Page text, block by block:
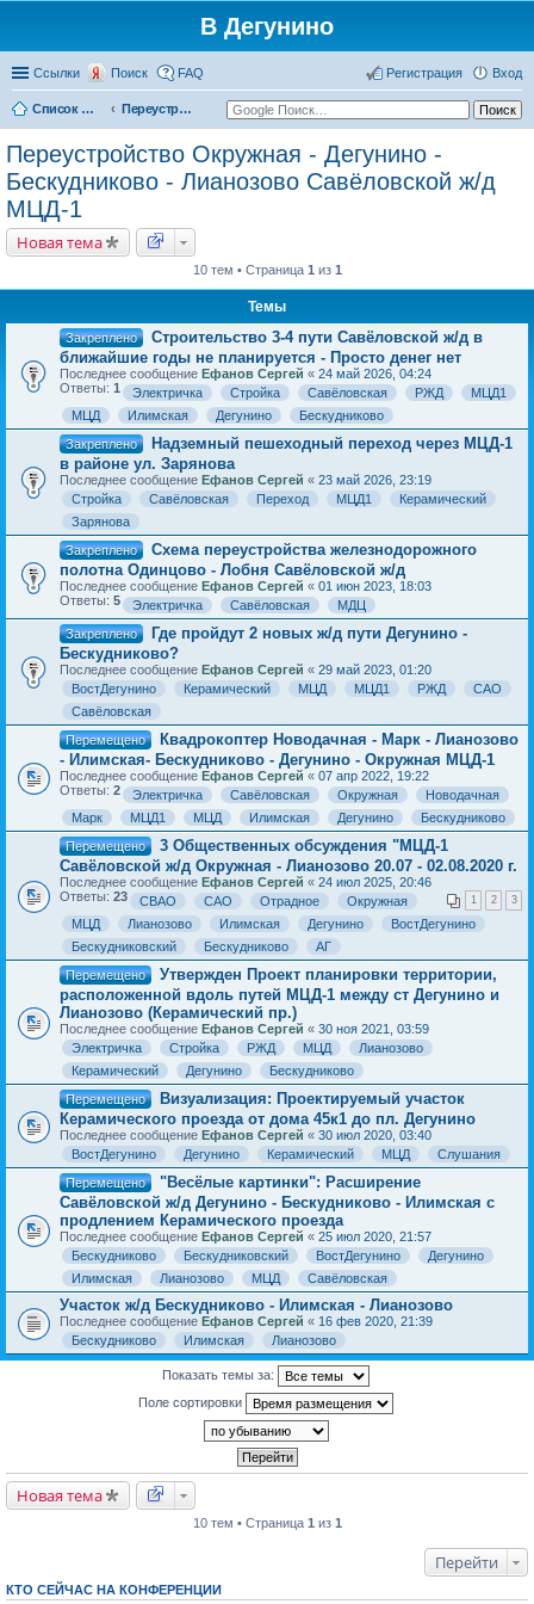
В Дегунино
Ссылки Поиск FAQ Вход
Регистрация
Список форумов Переустройство Окружная - Дегунино - Бескудниково - Лианозово Савёловской ж/д МЦД-1
Переустройство Окружная - Дегунино -
Бескудниково - Лианозово Савёловской ж/д
МЦД-1
Новая тема
10 тем • Страница 1 из 1
Темы
Закреплено
Строительство 3-4 пути Савёловской ж/д в
ближайшие годы не планируется - Просто денег нет
Последнее сообщение Ефанов Сергей « 24 май 2026, 04:24
Ответы: 1 Электричка Стройка Савёловская РЖД
МЦД1
МЦД
Илимская Дегунино
Бескудниково
Закреплено
Надземный пешеходный переход через МЦД-1
в районе ул. Зарянова
Последнее сообщение Ефанов Сергей « 23 май 2026, 23:19
Стройка
Савёловская Переход МЦД1
Керамический
Зарянова
Закреплено
Схема переустройства железнодорожного
полотна Одинцово - Лобня Савёловской ж/д
Последнее сообщение Ефанов Сергей « 01 июн 2023, 18:03
Ответы: 5 Электричка Савёловская
МДЦ
Закреплено
Где пройдут 2 новых ж/д пути Дегунино -
Бескудниково?
Последнее сообщение Ефанов Сергей « 29 май 2023, 01:20
ВостДегунино
Керамический МЦД МЦД1 РЖД
САО
Савёловская
Перемещено
Квадрокоптер Новодачная - Марк - Лианозово
- Илимская- Бескудниково - Дегунино - Окружная МЦД-1
Последнее сообщение Ефанов Сергей « 07 апр 2022, 19:22
Ответы: 2 Электричка Савёловская Окружная
Новодачная
Марк
МЦД1 МЦД Илимская Дегунино
Бескудниково
Перемещено
3 Общественных обсуждения "МЦД-1
Савёловской ж/д Окружная - Лианозово 20.07 - 02.08.2020 г.
Последнее сообщение Ефанов Сергей « 24 июл 2025, 20:46
Ответы: 23 1 2 3
СВАО САО Отрадное
Окружная
МЦД
Лианозово Илимская Дегунино
ВостДегунино
Бескудниковский
Бескудниково
АГ
Перемещено
Утвержден Проект планировки территории,
расположенной вдоль путей МЦД-1 между ст Дегунино и
Лианозово (Керамический пр.)
Последнее сообщение Ефанов Сергей « 30 ноя 2021, 03:59
Электричка
Стройка РЖД МЦД
Лианозово
Керамический
Дегунино
Бескудниково
Перемещено
Визуализация: Проектируемый участок
Керамического проезда от дома 45к1 до пл. Дегунино
Последнее сообщение Ефанов Сергей « 30 июл 2020, 03:40
ВостДегунино
Дегунино Керамический МЦД
Слушания
Перемещено
"Весёлые картинки": Расширение
Савёловской ж/д Дегунино - Бескудниково - Илимская с
продлением Керамического проезда
Последнее сообщение Ефанов Сергей « 25 июл 2020, 21:57
Бескудниково
Бескудниковский ВостДегунино
Дегунино
Илимская
Лианозово МЦД Савёловская
Участок ж/д Бескудниково - Илимская - Лианозово
Последнее сообщение Ефанов Сергей « 16 фев 2020, 21:39
Бескудниково
Илимская Лианозово
Показать темы за:
Поле сортировки
Новая тема
10 тем • Страница 1 из 1
Перейти
КТО СЕЙЧАС НА КОНФЕРЕНЦИИ